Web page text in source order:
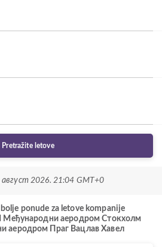
Pretražite letove
август 2026. 21:04 GMT+0
ponude za letove kompanije
Међународни аеродром Стокхолм
аеродром Праг Вацлав Хавел